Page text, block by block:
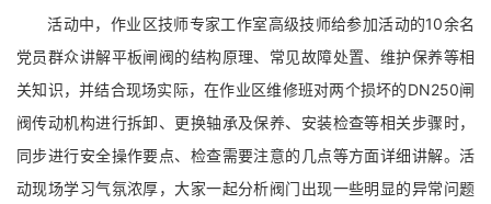
活动中，作业区技师专家工作室高级技师给参加活动的10余名
党员群众讲解平板闸阀的结构原理、常见故障处置、维护保养等相
关知识，并结合现场实际，在作业区维修班对两个损坏的DN250闸
阀传动机构进行拆卸、更换轴承及保养、安装检查等相关步骤时，
同步进行安全操作要点、检查需要注意的几点等方面详细讲解。活
动现场学习气氛浓厚，大家一起分析阀门出现一些明显的异常问题